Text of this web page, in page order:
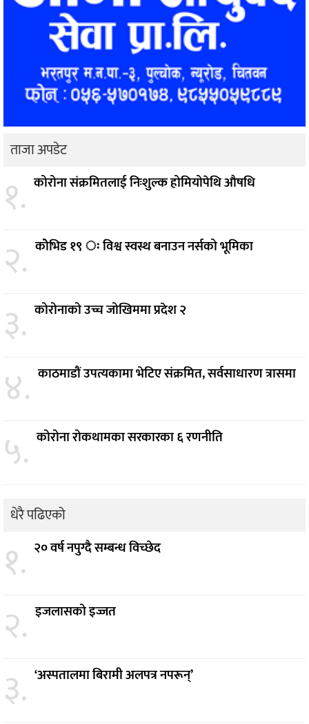
ताजा अपडेट
१. कोरोना संक्रमितलाई निःशुल्क होमियोपेथि औषधि
२. कोेभिड १९ ः विश्व स्वस्थ बनाउन नर्सको भूमिका
३. कोरोनाको उच्च जोखिममा प्रदेश २
४. काठमाडौं उपत्यकामा भेटिए संक्रमित, सर्वसाधारण त्रासमा
५. कोरोना रोकथामका सरकारका ६ रणनीति
धेरै पढिएको
१. २० वर्ष नपुग्दै सम्बन्ध विच्छेद
२. इजलासको इज्जत
३. ‘अस्पतालमा बिरामी अलपत्र नपरून्’